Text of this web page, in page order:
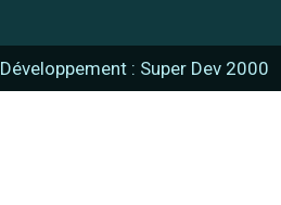
Développement : Super Dev 2000